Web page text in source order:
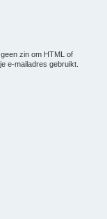
zin om HTML of
e-mailadres gebruikt.